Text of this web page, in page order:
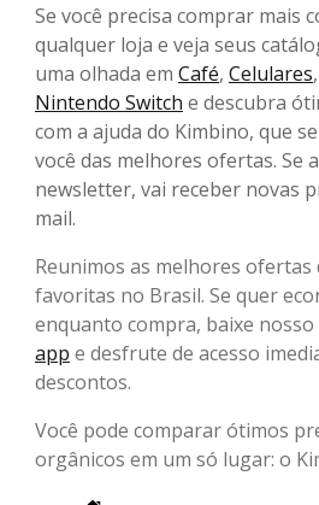
Se você precisa comprar mais
qualquer loja e veja seus
uma olhada em Café, Celulares,
Nintendo Switch e descubra
com a ajuda do Kimbino, que
você das melhores ofertas. Se
newsletter, vai receber novas
mail.
Reunimos as melhores ofertas
favoritas no Brasil. Se quer
enquanto compra, baixe
app e desfrute de acesso
descontos.
Você pode comparar ótimos
orgânicos em um só lugar: o